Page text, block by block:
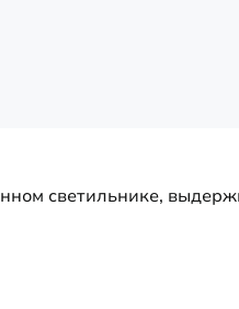
светильнике,